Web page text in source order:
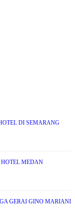
DI SEMARANG
MEDAN
GERAI GINO MARIANI